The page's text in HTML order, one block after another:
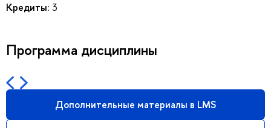
Кредиты: 3
Программа дисциплины
Дополнительные материалы в LMS